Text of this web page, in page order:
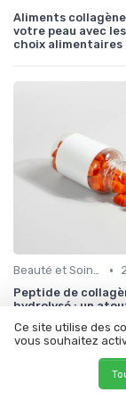
Aliments
votre peau avec
choix alimentaires
Beauté et Soins de la Peau •
Peptide de
hydrolysé : un
Ce site utilise des
vous souhaitez